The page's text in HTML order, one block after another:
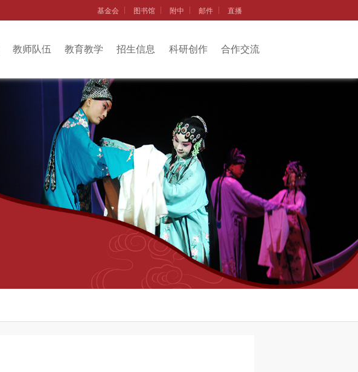
基金会 图书馆 附中 邮件 直播
教师队伍 教育教学 招生信息 科研创作 合作交流